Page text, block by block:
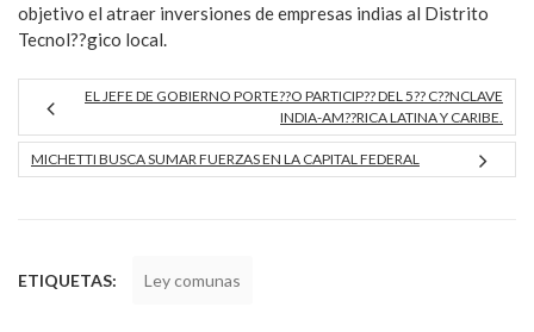
objetivo el atraer inversiones de empresas indias al Distrito
Tecnol??gico local.
EL JEFE DE GOBIERNO PORTE??O PARTICIP?? DEL 5?? C??NCLAVE
INDIA-AM??RICA LATINA Y CARIBE.
MICHETTI BUSCA SUMAR FUERZAS EN LA CAPITAL FEDERAL
ETIQUETAS: Ley comunas